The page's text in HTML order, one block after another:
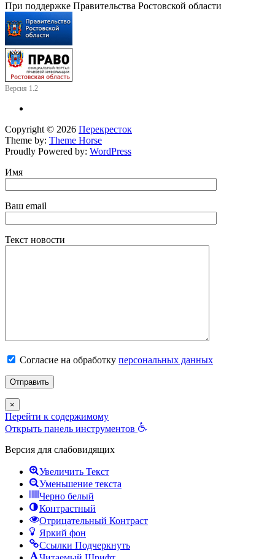
При поддержке Правительства Ростовской области
Версия 1.2
Copyright © 2026 Перекресток
Theme by: Theme Horse
Proudly Powered by: WordPress
Имя
Ваш email
Текст новости
Согласие на обработку персональных данных
×
Перейти к содержимому
Открыть панель инструментов
Версия для слабовидящих
Увеличить Текст
Уменьшение текста
Черно белый
Контрастный
Отрицательный Контраст
Яркий фон
Ссылки Подчеркнуть